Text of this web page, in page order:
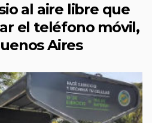
al aire libre que
el teléfono móvil,
Aires